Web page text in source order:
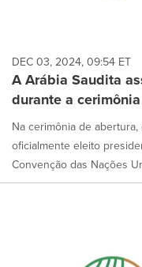
DEC 03, 2024, 09:54 ET
A Arábia Saudita
durante a
Na cerimônia de
oficialmente eleito
Convenção das Nações